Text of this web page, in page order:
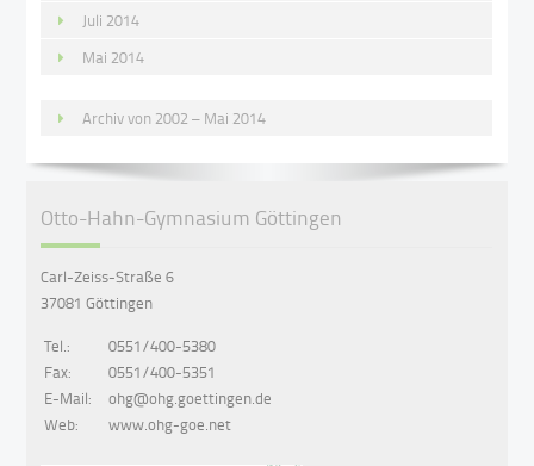
Juli 2014
Mai 2014
Archiv von 2002 – Mai 2014
Otto-Hahn-Gymnasium Göttingen
Carl-Zeiss-Straße 6
37081 Göttingen
Tel.:
0551/400-5380
Fax:
0551/400-5351
E-Mail:
ohg@ohg.goettingen.de
Web:
www.ohg-goe.net